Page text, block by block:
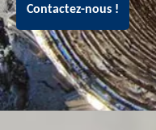
Contactez-nous !